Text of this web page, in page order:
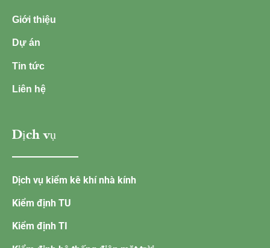
Giới thiệu
Dự án
Tin tức
Liên hệ
Dịch vụ
Dịch vụ kiểm kê khí nhà kính
Kiểm định TU
Kiểm định TI